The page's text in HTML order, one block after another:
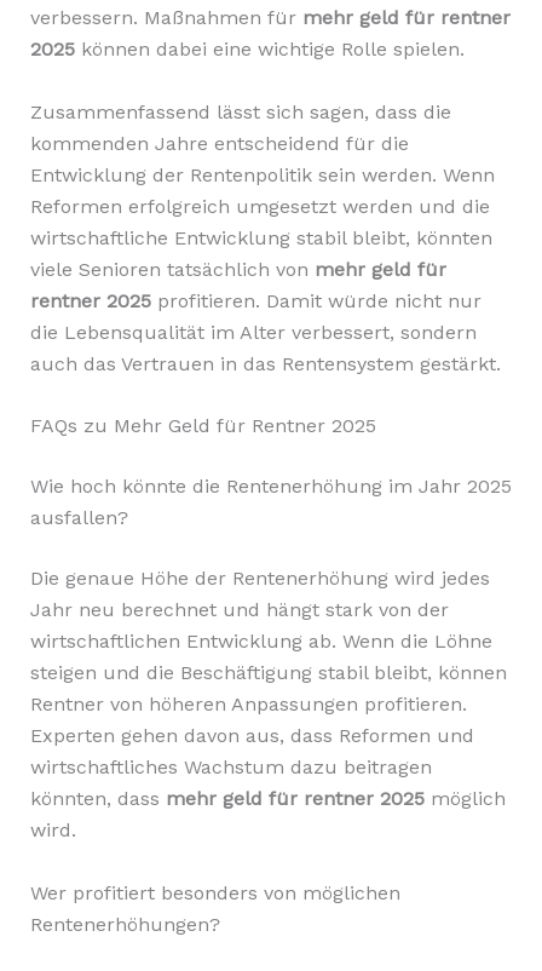
verbessern. Maßnahmen für mehr geld für rentner
2025können dabei eine wichtige Rolle spielen.
Zusammenfassend lässt sich sagen, dass die
kommenden Jahre entscheidend für die
Entwicklung der Rentenpolitik sein werden. Wenn
Reformen erfolgreich umgesetzt werden und die
wirtschaftliche Entwicklung stabil bleibt, könnten
viele Senioren tatsächlich von mehr geld für
rentner 2025profitieren. Damit würde nicht nur
die Lebensqualität im Alter verbessert, sondern
auch das Vertrauen in das Rentensystem gestärkt.
FAQs zu Mehr Geld für Rentner 2025
Wie hoch könnte die Rentenerhöhung im Jahr 2025
ausfallen?
Die genaue Höhe der Rentenerhöhung wird jedes
Jahr neu berechnet und hängt stark von der
wirtschaftlichen Entwicklung ab. Wenn die Löhne
steigen und die Beschäftigung stabil bleibt, können
Rentner von höheren Anpassungen profitieren.
Experten gehen davon aus, dass Reformen und
wirtschaftliches Wachstum dazu beitragen
könnten, dass mehr geld für rentner 2025möglich
wird.
Wer profitiert besonders von möglichen
Rentenerhöhungen?